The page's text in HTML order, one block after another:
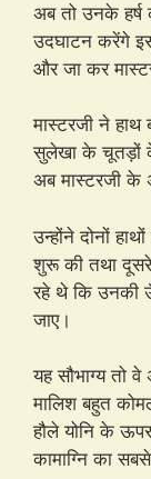
अब तो उनके हर्ष
उदघाटन करेंगे
और जा कर
मास्टरजी ने
सुलेखा के चूतड़ों
अब मास्टरजी के
उन्होंने दोनों
शुरू की तथा
रहे थे कि उनकी
जाए।
यह सौभाग्य तो
मालिश बहुत
हौले योनि के
कामाग्नि का